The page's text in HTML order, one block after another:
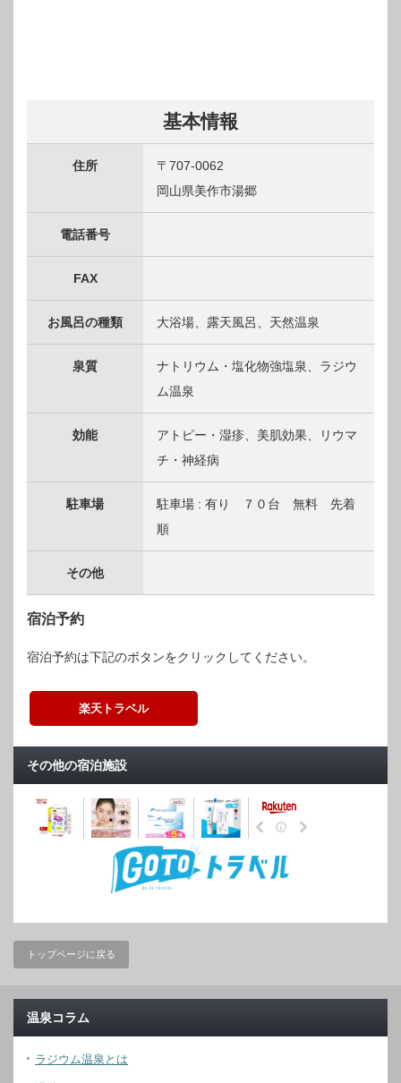
基本情報
住所
〒707-0062
岡山県美作市湯郷
電話番号
FAX
お風呂の種類 大浴場、露天風呂、天然温泉
泉質
ナトリウム・塩化物強塩泉、ラジウ
ム温泉
効能
アトピー・湿疹、美肌効果、リウマ
チ・神経病
駐車場
駐車場 : 有り ７０台 無料 先着
順
その他
宿泊予約
宿泊予約は下記のボタンをクリックしてください。
楽天トラベル
その他の宿泊施設
トップページに戻る
温泉コラム
ラジウム温泉とは